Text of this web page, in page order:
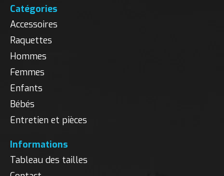
Catégories
Accessoires
Raquettes
Hommes
Femmes
Enfants
Bébés
Entretien et pièces
Informations
Tableau des tailles